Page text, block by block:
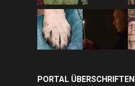
PORTAL ÜBERSCHRIFTEN